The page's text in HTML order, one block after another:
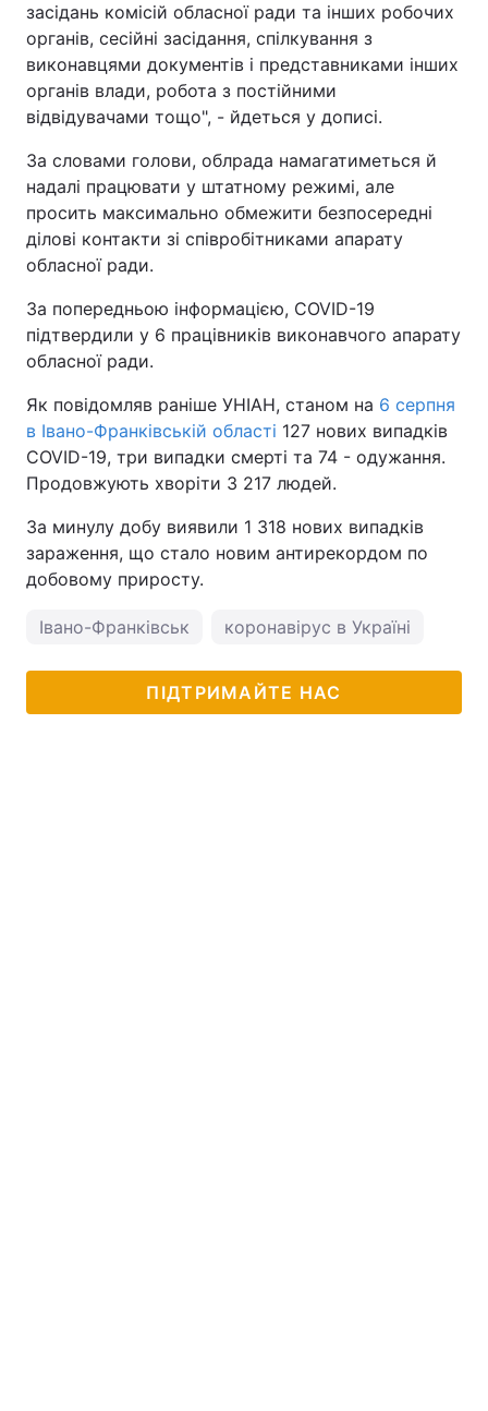
засідань комісій обласної ради та інших робочих
органів, сесійні засідання, спілкування з
виконавцями документів і представниками інших
органів влади, робота з постійними
відвідувачами тощо", - йдеться у дописі.
За словами голови, облрада намагатиметься й
надалі працювати у штатному режимі, але
просить максимально обмежити безпосередні
ділові контакти зі співробітниками апарату
обласної ради.
За попередньою інформацією, COVID-19
підтвердили у 6 працівників виконавчого апарату
обласної ради.
Як повідомляв раніше УНІАН, станом на 6 серпня
в Івано-Франківській області 127 нових випадків
COVID-19, три випадки смерті та 74 - одужання.
Продовжують хворіти 3 217 людей.
За минулу добу виявили 1 318 нових випадків
зараження, що стало новим антирекордом по
добовому приросту.
Івано-Франківськ коронавірус в Україні
ПІДТРИМАЙТЕ НАС